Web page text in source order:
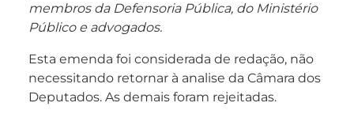
membros da Defensoria Pública, do Ministério
Público e advogados.
Esta emenda foi considerada de redação, não
necessitando retornar à analise da Câmara dos
Deputados. As demais foram rejeitadas.